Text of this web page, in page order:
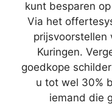
kunt besparen
Via het
prijsvoorstellen
Kuringen.
goedkope
u tot wel 30%
iemand die